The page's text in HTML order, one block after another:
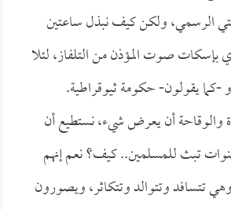
الرسمي، ولكن كيف نبذل ساعتين
بإسكات صوت المؤذن من التلفاز، لئلا
-كما يقولون- حكومة ثيوقراطية.
والوقاحة أن يعرض شيء، نستطيع أن
تبث للمسلمين.. كيف؟ نعم إنهم
تتسافد وتتوالد وتتكاثر، ويصورون